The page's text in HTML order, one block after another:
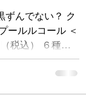
ずんでない？ ク
ールルコール ＜
税込） ６種の
しく除去しな
をかけたよう